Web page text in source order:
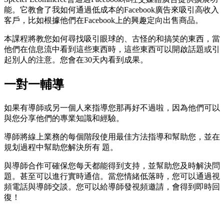
能。它教會了我如何通過低成本的Facebook廣告來吸引高收入
客戶，比如根據他們在Facebook上的興趣定向出售商品。
本課程將教您如何尋找吸引眼球的、古怪的和搞笑的東西，當
他們在信息流中看到這些東西時，這些東西可以開啟話題或引
起別人的注意。您會在30天內看到成果。
一對一輔導
如果有導師或另一個人來指導您那再好不過啦，因為他們可以
與您分享他們的專業知識和經驗。
導師將線上業務的每個階段使用最佳方法指導和幫助您，並在
規划過程中幫助您解決所有 題。
與導師合作可確保您每天都能得到支持，並幫助您及時解決問
題。甚至可以進行實時通信。當您情緒低落時，您可以通過視
頻電話與導師交談。您可以給導師發視頻邀請，會得到即時回
復！